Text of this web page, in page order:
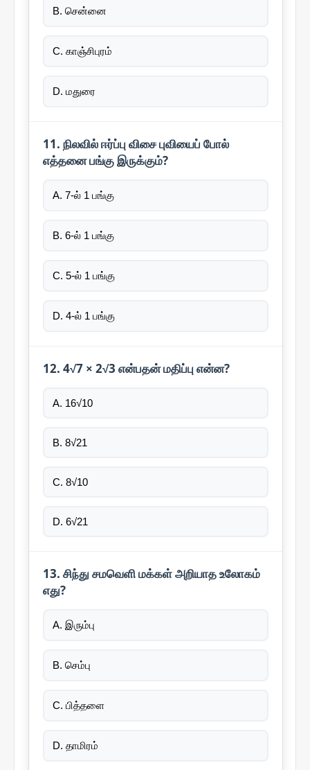
B. சென்னை
C. காஞ்சிபுரம்
D. மதுரை
11. நிலவில் ஈர்ப்பு விசை புவியைப் போல்
எத்தனை பங்கு இருக்கும்?
A. 7-ல் 1 பங்கு
B. 6-ல் 1 பங்கு
C. 5-ல் 1 பங்கு
D. 4-ல் 1 பங்கு
12. 4√7 × 2√3 என்பதன் மதிப்பு என்ன?
A. 16√10
B. 8√21
C. 8√10
D. 6√21
13. சிந்து சமவெளி மக்கள் அறியாத உலோகம்
எது?
A. இரும்பு
B. செம்பு
C. பித்தளை
D. தாமிரம்